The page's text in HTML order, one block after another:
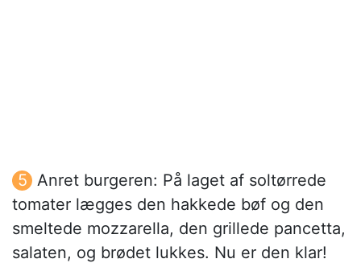
Anret burgeren: På laget af soltørrede
tomater lægges den hakkede bøf og den
smeltede mozzarella, den grillede pancetta,
salaten, og brødet lukkes. Nu er den klar!